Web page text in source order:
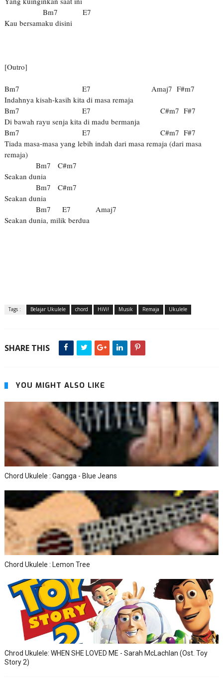
Bm7 E7
Kau bersamaku disini
[Outro]
Bm7 E7 Amaj7 F#m7
Indahnya kisah-kasih kita di masa remaja
Bm7 E7 C#m7 F#7
Di bawah rayu senja kita di madu bermanja
Bm7 E7 C#m7 F#7
Tiada masa-masa yang lebih indah dari masa remaja (dari masa
remaja)
Bm7 C#m7
Seakan dunia
Bm7 C#m7
Seakan dunia
Bm7 E7 Amaj7
Seakan dunia, milik berdua
Tags : Belajar Ukulele chord HiVi! Musik Remaja Ukulele
SHARE THIS
YOU MIGHT ALSO LIKE
Chord Ukulele : Gangga - Blue Jeans
Chord Ukulele : Lemon Tree
Chrod Ukulele: WHEN SHE LOVED ME - Sarah McLachlan (Ost. Toy
Story 2)